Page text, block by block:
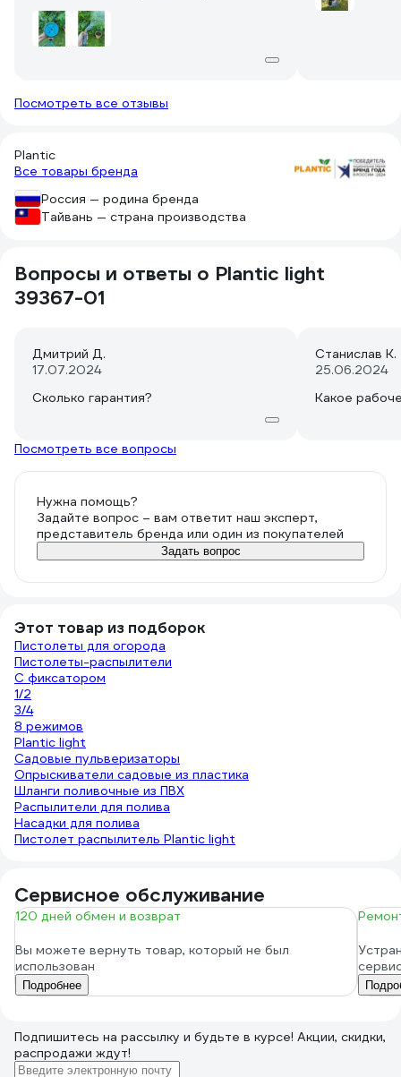
отношение к поставщикам, копеечный
заказ из одного , двух мест на р.ц
можно сдавать часами, в среднем 4-
Посмотреть все отзывы
Plantic
Все товары бренда
Россия — родина бренда
Тайвань — страна производства
Вопросы и ответы о Plantic light
39367-01
Дмитрий Д.
17.07.2024
Сколько гарантия?
Станислав К.
25.06.2024
Какое
Посмотреть все вопросы
Нужна помощь?
Задайте вопрос – вам ответит наш эксперт,
представитель бренда или один из покупателей
Задать вопрос
Этот товар из подборок
Пистолеты для огорода
Пистолеты-распылители
С фиксатором
1/2
3/4
8 режимов
Plantic light
Садовые пульверизаторы
Опрыскиватели садовые из пластика
Шланги поливочные из ПВХ
Распылители для полива
Насадки для полива
Пистолет распылитель Plantic light
Сервисное обслуживание
120 дней обмен и возврат
Вы можете вернуть товар, который не был
использован
Подробнее
Подпишитесь на рассылку и будьте в курсе! Акции, скидки,
распродажи ждут!